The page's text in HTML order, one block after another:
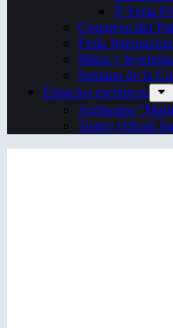
5ª Feria
Congreso del
Feria
Mitos y leyendas
Semana de la
Espacios escénicos
Anfiteatro
Teatro Oficial